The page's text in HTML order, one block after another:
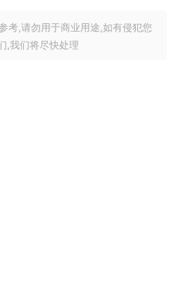
考,请勿用于商业用途,如有侵犯您
,我们将尽快处理